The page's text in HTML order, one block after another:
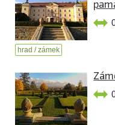
hrad / zámek